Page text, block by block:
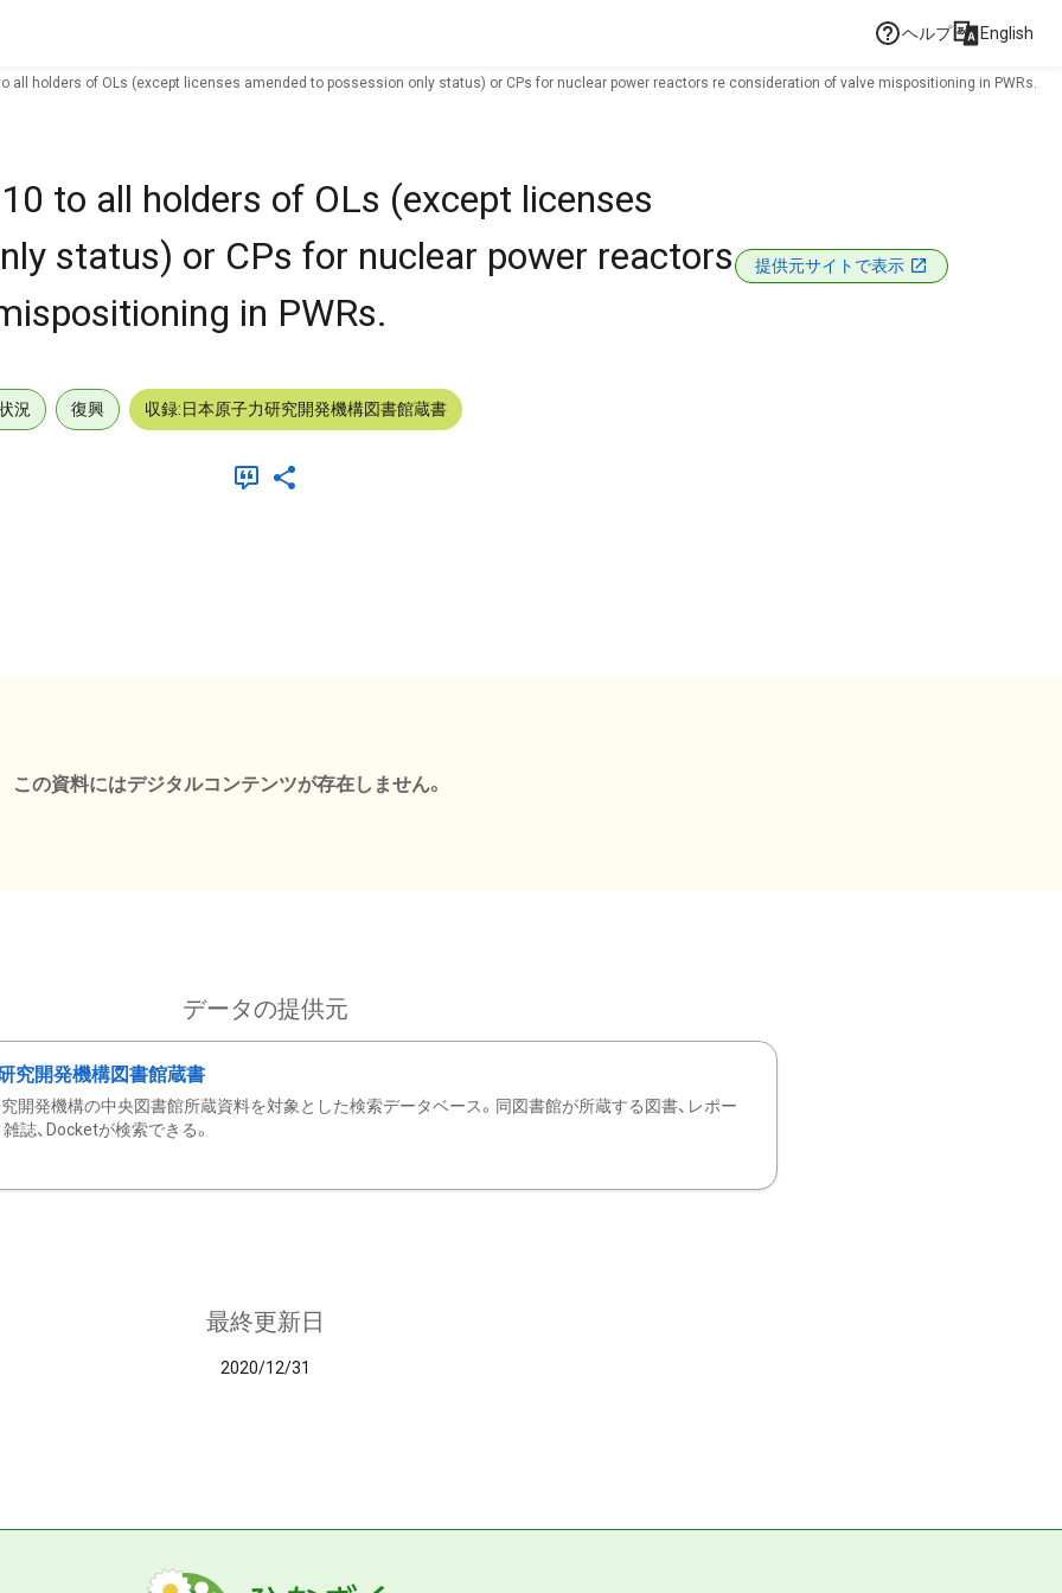
ヘルプ English
all holders of OLs (except licenses amended to possession only status) or CPs for nuclear power reactors re consideration of valve mispositioning in PWRs.
to all holders of OLs (except licenses
status) or CPs for nuclear power reactors
in PWRs.
提供元サイトで表示
況 復興 収録:日本原子力研究開発機構図書館蔵書
この資料にはデジタルコンテンツが存在しません。
データの提供元
究開発機構図書館蔵書
開発機構の中央図書館所蔵資料を対象とした検索データベース。同図書館が所蔵する図書、レポー
雑誌、Docketが検索できる。
最終更新日
2020/12/31